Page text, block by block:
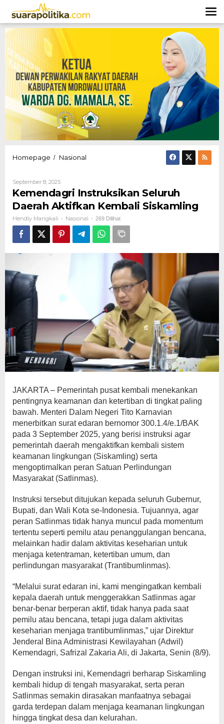
konten
Homepage / Nasional
Aktifkan
Kembali
Siskamling
September 8, 2025Oleh
Hendly
Mangkali
Kemendagri Instruksikan Seluruh
Daerah Aktifkan Kembali Siskamling
Hendly Mangkali - Nasional - 269 Dilihat
JAKARTA – Pemerintah pusat kembali menekankan
pentingnya keamanan dan ketertiban di tingkat paling
bawah. Menteri Dalam Negeri Tito Karnavian
menerbitkan surat edaran bernomor 300.1.4/e.1/BAK
pada 3 September 2025, yang berisi instruksi agar
pemerintah daerah mengaktifkan kembali sistem
keamanan lingkungan (Siskamling) serta
mengoptimalkan peran Satuan Perlindungan
Masyarakat (Satlinmas).
Instruksi tersebut ditujukan kepada seluruh Gubernur,
Bupati, dan Wali Kota se-Indonesia. Tujuannya, agar
peran Satlinmas tidak hanya muncul pada momentum
tertentu seperti pemilu atau penanggulangan bencana,
melainkan hadir dalam aktivitas keseharian untuk
menjaga ketentraman, ketertiban umum, dan
perlindungan masyarakat (Trantibumlinmas).
“Melalui surat edaran ini, kami mengingatkan kembali
kepala daerah untuk menggerakkan Satlinmas agar
benar-benar berperan aktif, tidak hanya pada saat
pemilu atau bencana, tetapi juga dalam aktivitas
keseharian menjaga trantibumlinmas,” ujar Direktur
Jenderal Bina Administrasi Kewilayahan (Adwil)
Kemendagri, Safrizal Zakaria Ali, di Jakarta, Senin (8/9).
Dengan instruksi ini, Kemendagri berharap Siskamling
kembali hidup di tengah masyarakat, serta peran
Satlinmas semakin dirasakan manfaatnya sebagai
garda terdepan dalam menjaga keamanan lingkungan
hingga tingkat desa dan kelurahan.